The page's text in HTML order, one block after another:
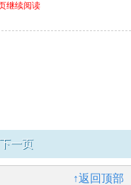
继续阅读
下一页
↑返回顶部